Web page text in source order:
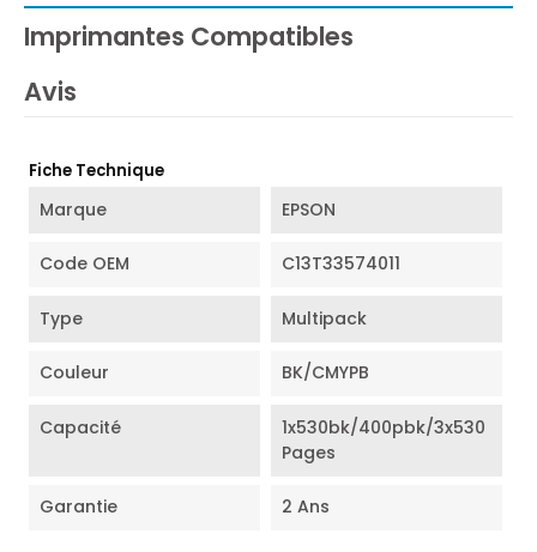
Imprimantes Compatibles
Avis
Fiche Technique
Marque EPSON
Code OEM C13T33574011
Type Multipack
Couleur BK/CMYPB
Capacité
1x530bk/400pbk/3x530
Pages
Garantie 2 Ans